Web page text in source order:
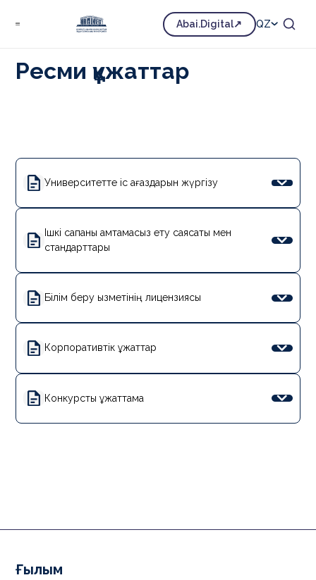
Abai.Digital QZ
Ресми құжаттар Ресми құжаттар
Ресми құжаттар
Университетте іс қағаздарын жүргізу
Ішкі сапаны қамтамасыз ету саясаты мен
стандарттары
Білім беру қызметінің лицензиясы
Корпоративтік құжаттар
Конкурстық құжаттама
Ғылым